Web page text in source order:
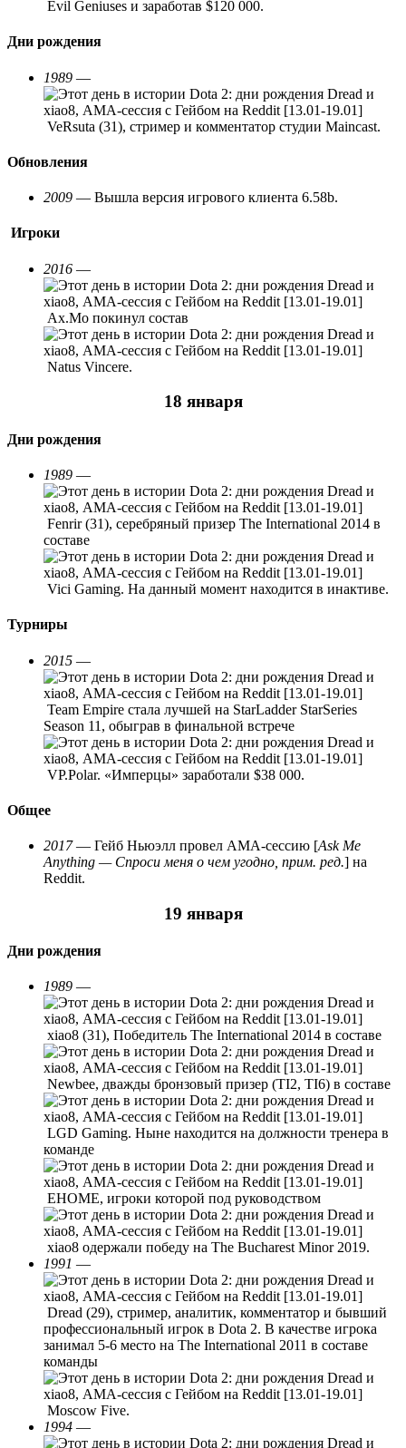
Evil Geniuses и заработав $120 000.
Дни рождения
1989 —
VeRsuta (31), стример и комментатор студии Maincast.
Обновления
2009 — Вышла версия игрового клиента 6.58b.
Игроки
2016 —
Ax.Mo покинул состав
Natus Vincere.
18 января
Дни рождения
1989 —
Fenrir (31), серебряный призер The International 2014 в
составе
Vici Gaming. На данный момент находится в инактиве.
Турниры
2015 —
Team Empire стала лучшей на StarLadder StarSeries
Season 11, обыграв в финальной встрече
VP.Polar. «Имперцы» заработали $38 000.
Общее
2017— Гейб Ньюэлл провел АМА-сессию [Ask Me
Anything — Спроси меня о чем угодно, прим. ред.] на
Reddit.
19 января
Дни рождения
1989 —
xiao8 (31), Победитель The International 2014 в составе
Newbee, дважды бронзовый призер (TI2, TI6) в составе
LGD Gaming. Ныне находится на должности тренера в
команде
EHOME, игроки которой под руководством
xiao8 одержали победу на The Bucharest Minor 2019.
1991 —
Dread (29), стример, аналитик, комментатор и бывший
профессиональный игрок в Dota 2. В качестве игрока
занимал 5-6 место на The International 2011 в составе
команды
Moscow Five.
1994 —